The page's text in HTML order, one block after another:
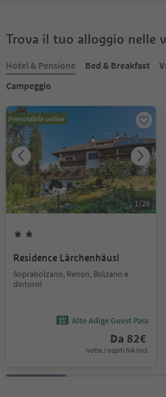
Trova il tuo alloggio nelle
Hotel & Pensione Bed & Breakfast
Campeggio
Prenotabile online
1/26
Residence Lärchenhäusl
Soprabolzano, Renon, Bolzano e
dintorni
Alto Adige Guest Pass
Da 82€
notte / ospiti IVA incl.